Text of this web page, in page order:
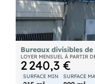
Bureaux divisibles de
LOYER MENSUEL À PARTIR
2 240,3 €
SURFACE MIN SURFACE